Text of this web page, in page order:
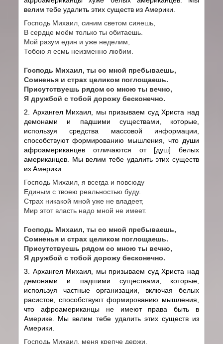
велим тебе удалить этих существ из Америки.
Господь Михаил, синим светом сияешь,
В сердце моём только ты обитаешь.
Мой разум един и уже неделим,
Тобою я есмь неизменно любим.
Господь Михаил, ты со мной пребываешь,
Сомненья и страх целиком поглощаешь.
Присутствуешь рядом со мною ты вечно,
Я дружбой с тобой дорожу бесконечно.
2. Архангел Михаил, мы призываем суд Христа над
демонами и падшими существами, которые,
используя средства массовой информации,
способствуют формированию мышления, что души
афроамериканцев отличаются от [душ] белых
американцев. Мы велим тебе удалить этих существ
из Америки.
Господь Михаил, я всегда и повсюду
Единым с твоею реальностью буду.
Страх никакой мной уже не владеет,
Мир этот власть надо мной не имеет.
Господь Михаил, ты со мной пребываешь,
Сомненья и страх целиком поглощаешь.
Присутствуешь рядом со мною ты вечно,
Я дружбой с тобой дорожу бесконечно.
3. Архангел Михаил, мы призываем суд Христа над
демонами и падшими существами, которые,
используя частные организации, включая белых
расистов, способствуют формированию мышления,
что афроамериканцы не имеют права быть в
Америке. Мы велим тебе удалить этих существ из
Америки.
Господь Михаил, меня крепче держи,